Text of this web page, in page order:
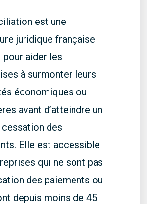
est une
juridique française
pour aider les
à surmonter leurs
économiques ou
avant d’atteindre un
des
Elle est accessible
qui ne sont pas
des paiements ou
depuis moins de 45